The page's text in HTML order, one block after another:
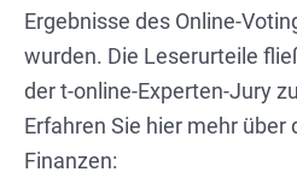
Ergebnisse des Online-
wurden. Die Leserurteile
der t-online-Experten-Jury
Erfahren Sie hier mehr
Finanzen: